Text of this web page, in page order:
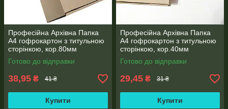
Професійна Архівна Папка
А4 гофрокартон з титульною
сторінкою, кор.80мм
Готово до відправки
38,95 ₴ 41 ₴
Купити
Професійна Архівна Папка
А4 гофрокартон з титульною
сторінкою, кор.40мм
Готово до відправки
29,45 ₴ 31 ₴
Купити